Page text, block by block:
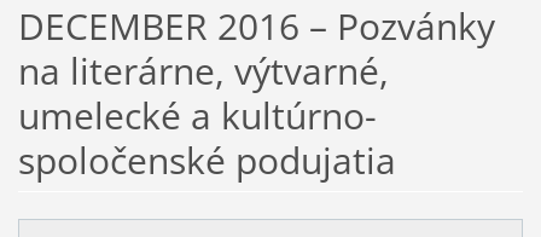
DECEMBER 2016 – Pozvánky
na literárne, výtvarné,
umelecké a kultúrno-
spoločenské podujatia